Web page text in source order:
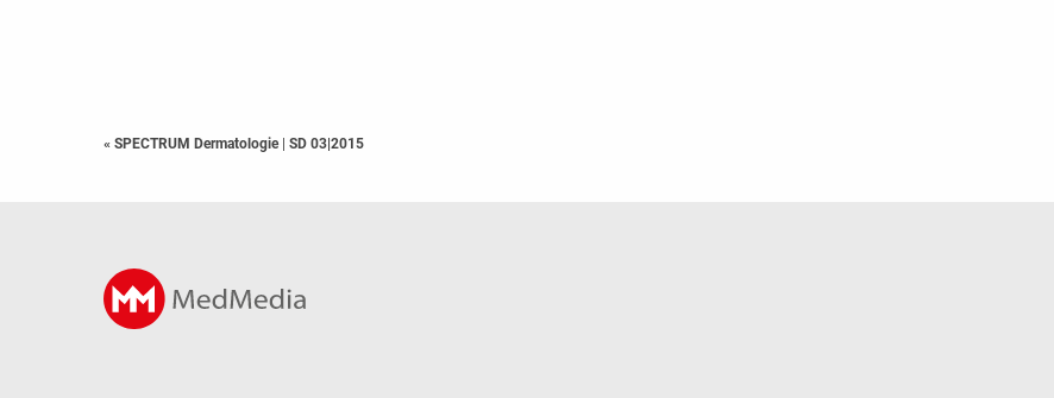
« SPECTRUM Dermatologie | SD 03|2015